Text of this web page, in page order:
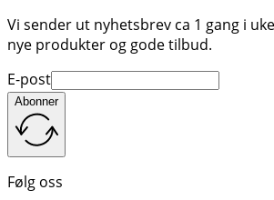
Vi sender ut nyhetsbrev ca 1 gang i
nye produkter og gode tilbud.
E-post
Abonner
Følg oss